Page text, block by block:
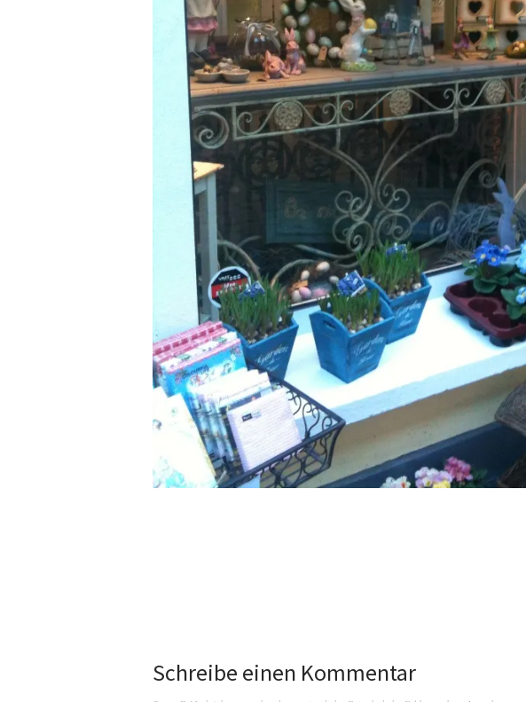
Schreibe einen Kommentar